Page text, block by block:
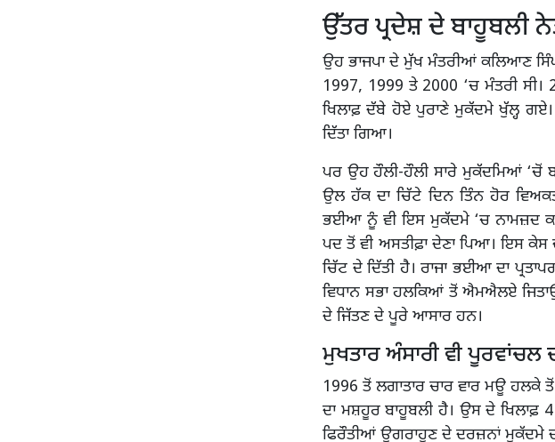
ਉੱਤਰ ਪ੍ਰਦੇਸ਼ ਦੇ ਬਾਹੂਬਲੀ
ਉਹ ਭਾਜਪਾ ਦੇ ਮੁੱਖ ਮੰਤਰੀਆਂ ਕਲਿਆਣ
1997, 1999 ਤੇ 2000 ‘ਚ ਮੰਤਰੀ
ਖਿਲਾਫ਼ ਦੱਬੇ ਹੋਏ ਪੁਰਾਣੇ ਮੁਕੱਦਮੇ ਖੁੱਲ੍ਹ
ਦਿੱਤਾ ਗਿਆ।
ਪਰ ਉਹ ਹੌਲੀ-ਹੌਲੀ ਸਾਰੇ ਮੁਕੱਦਮਿਆਂ ‘ਚੋਂ
ਉਲ ਹੱਕ ਦਾ ਚਿੱਟੇ ਦਿਨ ਤਿੰਨ ਹੋਰ
ਭਈਆ ਨੂੰ ਵੀ ਇਸ ਮੁਕੱਦਮੇ ‘ਚ ਨਾਮਜ਼ਦ
ਪਦ ਤੋਂ ਵੀ ਅਸਤੀਫ਼ਾ ਦੇਣਾ ਪਿਆ। ਇਸ
ਚਿੱਟ ਦੇ ਦਿੱਤੀ ਹੈ। ਰਾਜਾ ਭਈਆ ਦਾ
ਵਿਧਾਨ ਸਭਾ ਹਲਕਿਆਂ ਤੋਂ ਐਮਐਲਏ
ਦੇ ਜਿੱਤਣ ਦੇ ਪੂਰੇ ਆਸਾਰ ਹਨ।
ਮੁਖਤਾਰ ਅੰਸਾਰੀ ਵੀ ਪੂਰਵਾਂਚਲ
1996 ਤੋਂ ਲਗਾਤਾਰ ਚਾਰ ਵਾਰ ਮਊ ਹਲਕੇ
ਦਾ ਮਸ਼ਹੂਰ ਬਾਹੂਬਲੀ ਹੈ। ਉਸ ਦੇ ਖਿਲਾਫ਼
ਫਿਰੌਤੀਆਂ ਉਗਰਾਹੁਣ ਦੇ ਦਰਜ਼ਨਾਂ ਮੁਕੱਦਮੇ